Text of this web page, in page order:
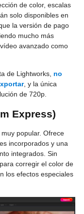
de color, escalas
solo disponibles en
la versión de pago
mucho más
avanzado como
de Lightworks, no
, y la única
de 720p.
Express)
popular. Ofrece
incorporados y una
integrados. Sin
corregir el color de
los efectos especiales